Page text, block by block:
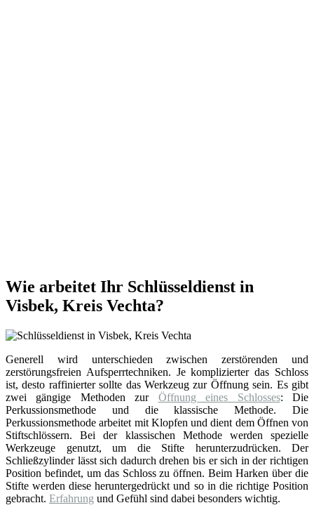
Wie arbeitet Ihr Schlüsseldienst in
Visbek, Kreis Vechta?
Generell wird unterschieden zwischen zerstörenden und
zerstörungsfreien Aufsperrtechniken. Je komplizierter das Schloss
ist, desto raffinierter sollte das Werkzeug zur Öffnung sein. Es gibt
zwei gängige Methoden zur Öffnung eines Schlosses: Die
Perkussionsmethode und die klassische Methode. Die
Perkussionsmethode arbeitet mit Klopfen und dient dem Öffnen von
Stiftschlössern. Bei der klassischen Methode werden spezielle
Werkzeuge genutzt, um die Stifte herunterzudrücken. Der
Schließzylinder lässt sich dadurch drehen bis er sich in der richtigen
Position befindet, um das Schloss zu öffnen. Beim Harken über die
Stifte werden diese heruntergedrückt und so in die richtige Position
gebracht. Erfahrung und Gefühl sind dabei besonders wichtig.